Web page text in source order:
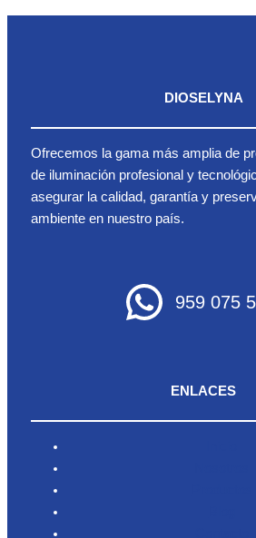
DIOSELYNA
Ofrecemos la gama más amplia de
de iluminación profesional y
asegurar la calidad, garantía y
ambiente en nuestro país.
959 075
ENLACES